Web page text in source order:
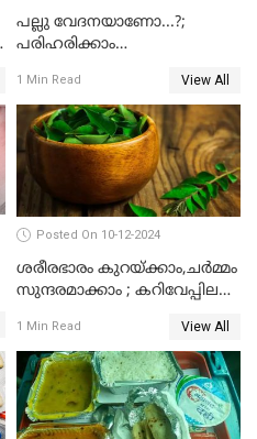
പല്ലു വേദനയാണോ...?;
പരിഹരിക്കാം
1 Min Read View All
Posted On 10-12-2024
ശരീരഭാരം കുറയ്‌ക്കാം,ചർമ്മം
സുന്ദരമാക്കാം ; കറിവേപ്പില
ഏറെ
1 Min Read View All